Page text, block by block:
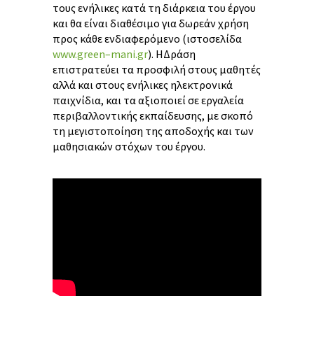
τους ενήλικες κατά τη διάρκεια του έργου
και θα είναι διαθέσιμο για δωρεάν χρήση
προς κάθε ενδιαφερόμενο (ιστοσελίδα
www.green–mani.gr). HΔράση
επιστρατεύει τα προσφιλή στους μαθητές
αλλά και στους ενήλικες ηλεκτρονικά
παιχνίδια, και τα αξιοποιεί σε εργαλεία
περιβαλλοντικής εκπαίδευσης, με σκοπό
τη μεγιστοποίηση της αποδοχής και των
μαθησιακών στόχων του έργου.